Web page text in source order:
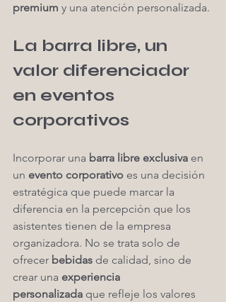
premium y una atención personalizada.
La barra libre, un
valor diferenciador
en eventos
corporativos
Incorporar una barra libre exclusiva en
un evento corporativo es una decisión
estratégica que puede marcar la
diferencia en la percepción que los
asistentes tienen de la empresa
organizadora. No se trata solo de
ofrecer bebidas de calidad, sino de
crear una experiencia
personalizada que refleje los valores